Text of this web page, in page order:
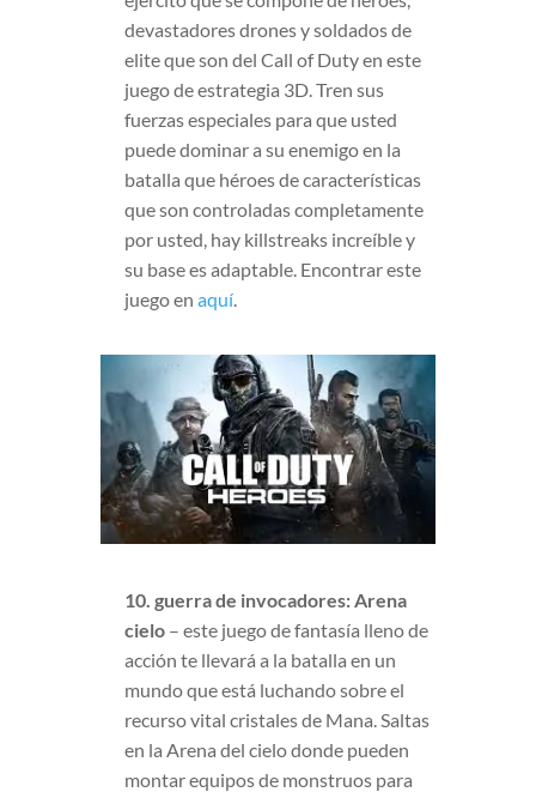
devastadores drones y soldados de
elite que son del Call of Duty en este
juego de estrategia 3D. Tren sus
fuerzas especiales para que usted
puede dominar a su enemigo en la
batalla que héroes de características
que son controladas completamente
por usted, hay killstreaks increíble y
su base es adaptable. Encontrar este
juego en aquí.
10. guerra de invocadores: Arena
cielo – este juego de fantasía lleno de
acción te llevará a la batalla en un
mundo que está luchando sobre el
recurso vital cristales de Mana. Saltas
en la Arena del cielo donde pueden
montar equipos de monstruos para